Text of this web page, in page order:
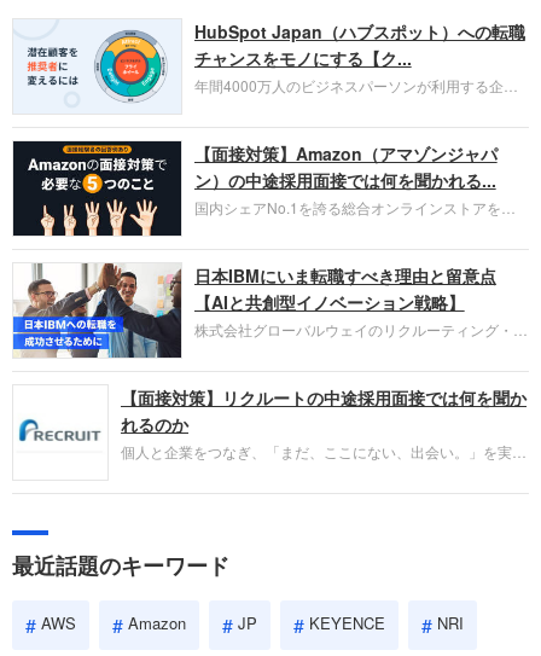
HubSpot Japan（ハブスポット）への転職
チャンスをモノにする【ク...
年間4000万人のビジネスパーソンが利用する企業
お勧めするイチオシ企業をご紹介します。今回はク
ラウド型CRMプラットフォームを提供する
HubSpot Japan（ハブスポット・ジャパン）株式会
社です。採用面接対策の企業研究にご活用くださ
い。
【面接対策】Amazon（アマゾンジャパ
ン）の中途採用面接では何を聞かれる...
国内シェアNo.1を誇る総合オンラインストアを運
圧倒的な存在感を持つAmazon。中途採用面接では
過去の具体的な業務成果やリーダーシップの発揮、
失敗からの学びが重視され、人間性やカルチャーフ
ィットも評価対象となり、長期的に成長できる仲間
であるかを多角的に審査されます。
日本IBMにいま転職すべき理由と留意点
【AIと共創型イノベーション戦略】
株式会社グローバルウェイのリクルーティング・パ
パーソンが利用する企業口コミサイト「キャリコ
ネ」の転職エージェントがお勧めするイチオシ企業
IBMです。採用面接対策の企業研究にご活用くださ
い。
【面接対策】リクルートの中途採用面接では何を聞か
れるのか
個人と企業をつなぎ、「まだ、ここにない、出会い。」を実現
やこれまでの成果を具体的に問われるほか、「人間性」も評価
しょう。
最近話題のキーワード
AWS Amazon JP KEYENCE NRI